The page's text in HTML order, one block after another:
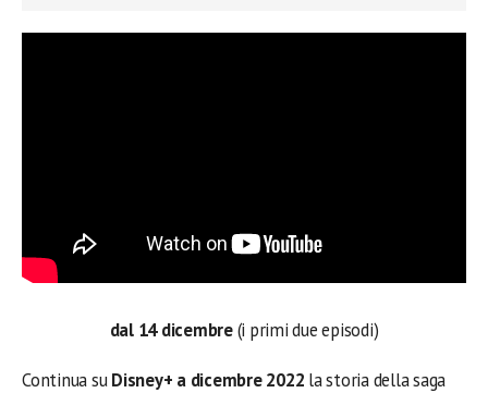
dal 14 dicembre(i primi due episodi)
Continua suDisney+ a dicembre 2022 la storia della saga